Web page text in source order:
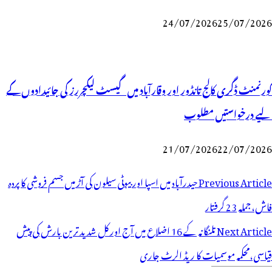
24/07/202625/07/2026
گورنمنٹ ڈگری کالج تانڈور اور وقارآباد میں گیسٹ لیکچررز کی جائیدادوں کے
لیے درخواستیں مطلوب
21/07/202622/07/2026
پوسٹوں
کی
نیویگیشن
Previous Articleحیدرآباد میں اسپا اور بیوٹی سیلون کی آڑ میں جسم فروشی کا پردہ
فاش،جملہ 23 گرفتار
Next Article
تلنگانہ کے 16 اضلاع میں آج اور کل شدید ترین بارش کی پیش
قیاسی،محکمہ موسمیات کا ریڈ الرٹ جاری